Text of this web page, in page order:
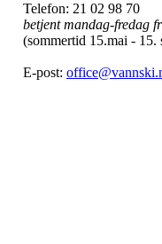
Telefon: 21 02 98 70
betjent mandag-fredag
(sommertid 15.mai -
E-post: